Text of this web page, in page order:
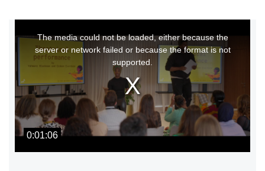
0:01:06
is
a
modal
window.
The media could not be loaded, either because the
server or network failed or because the format is not
supported.